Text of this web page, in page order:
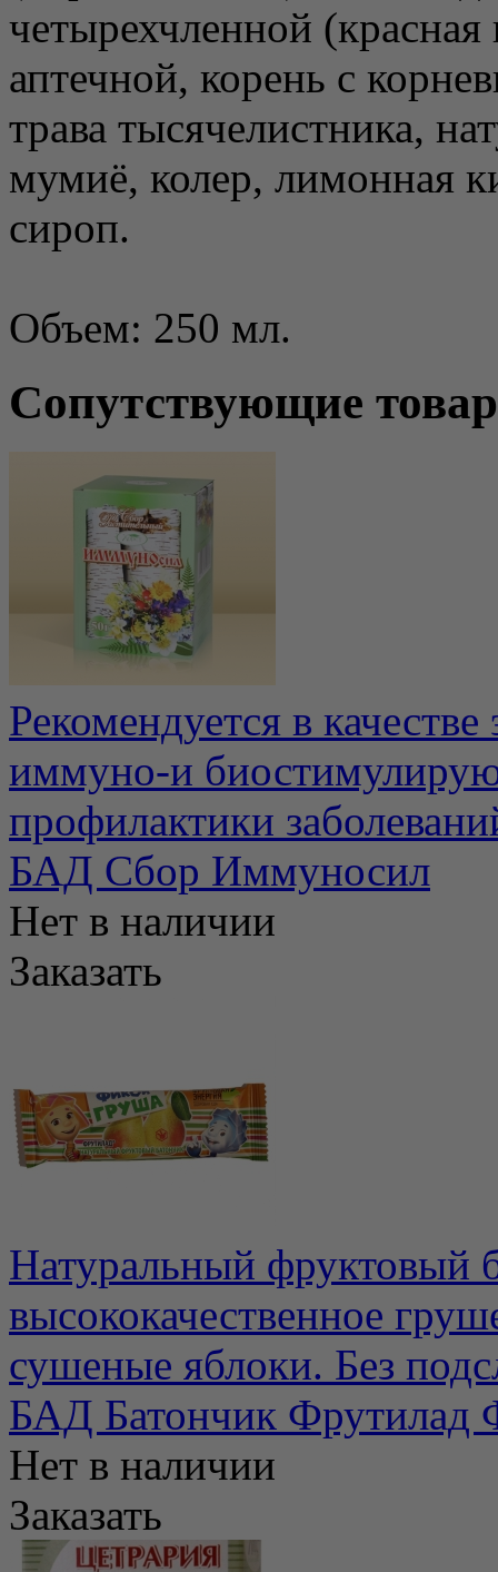
четырехчленной
аптечной, корень с
трава тысячелистника,
мумиё, колер, лимонная
сироп.
Объем: 250 мл.
Сопутствующие
Рекомендуется в
иммуно-и
профилактики
БАД Сбор Иммуносил
Нет в наличии
Заказать
Натуральный фруктовый
высококачественное
сушеные яблоки. Без
БАД Батончик Фрутилад
Нет в наличии
Заказать